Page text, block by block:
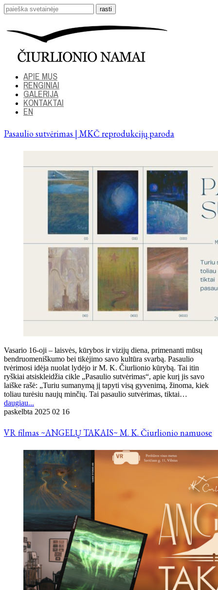
APIE MUS
RENGINIAI
GALERIJA
KONTAKTAI
EN
Pasaulio sutvėrimas | MKČ reprodukcijų paroda
Vasario 16-oji – laisvės, kūrybos ir vizijų diena, primenanti mūsų
bendruomeniškumo bei tikėjimo savo kultūra svarbą. Pasaulio
tvėrimosi idėja nuolat lydėjo ir M. K. Čiurlionio kūrybą. Tai itin
ryškiai atsiskleidžia cikle „Pasaulio sutvėrimas“, apie kurį jis savo
laiške rašė: „Turiu sumanymą jį tapyti visą gyvenimą, žinoma, kiek
toliau turėsiu naujų minčių. Tai pasaulio sutvėrimas, tiktai…
daugiau...
paskelbta 2025 02 16
VR filmas ~ANGELŲ TAKAIS~ M. K. Čiurlionio namuose